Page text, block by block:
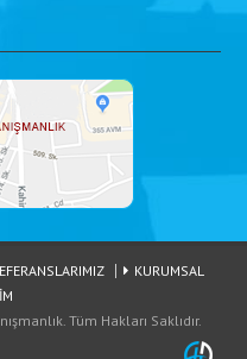
KURUMSAL
Tüm Hakları Saklıdır.